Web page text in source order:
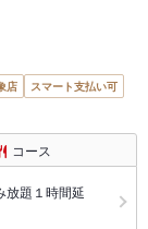
店
スマート支払い可
コース
放題１時間延